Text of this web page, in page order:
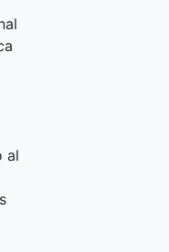
al